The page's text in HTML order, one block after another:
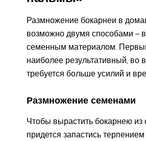
Размножение бокарнеи в
возможно двумя способами –
семенным материалом.
наиболее результативный, во
требуется больше усилий и
Размножение семенами
Чтобы вырастить бокарнею из
придется запастись терпением